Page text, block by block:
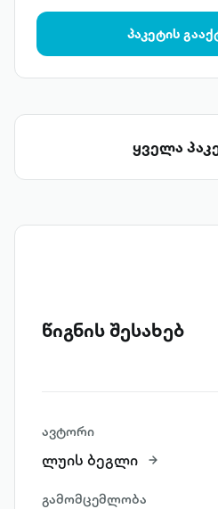
პაკეტის
ყველა
წიგნის შესახებ
ავტორი
ლუის ბეგლი
გამომცემლობა